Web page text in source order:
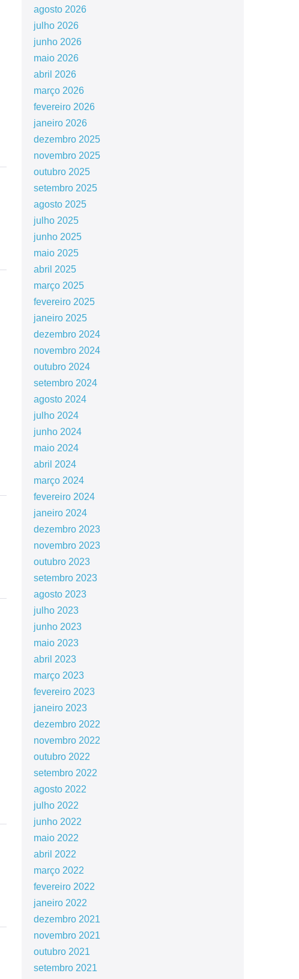
agosto 2026
julho 2026
junho 2026
maio 2026
abril 2026
março 2026
fevereiro 2026
janeiro 2026
dezembro 2025
novembro 2025
outubro 2025
setembro 2025
agosto 2025
julho 2025
junho 2025
maio 2025
abril 2025
março 2025
fevereiro 2025
janeiro 2025
dezembro 2024
novembro 2024
outubro 2024
setembro 2024
agosto 2024
julho 2024
junho 2024
maio 2024
abril 2024
março 2024
fevereiro 2024
janeiro 2024
dezembro 2023
novembro 2023
outubro 2023
setembro 2023
agosto 2023
julho 2023
junho 2023
maio 2023
abril 2023
março 2023
fevereiro 2023
janeiro 2023
dezembro 2022
novembro 2022
outubro 2022
setembro 2022
agosto 2022
julho 2022
junho 2022
maio 2022
abril 2022
março 2022
fevereiro 2022
janeiro 2022
dezembro 2021
novembro 2021
outubro 2021
setembro 2021